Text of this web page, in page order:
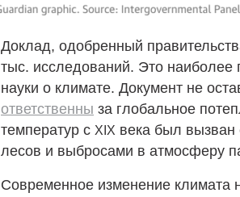
Доклад, одобренный
тыс. исследований. Это наиболее
науки о климате. Документ не
ответственны за глобальное
температур с XIX века был вызван
лесов и выбросами в атмосферу
Современное изменение климата